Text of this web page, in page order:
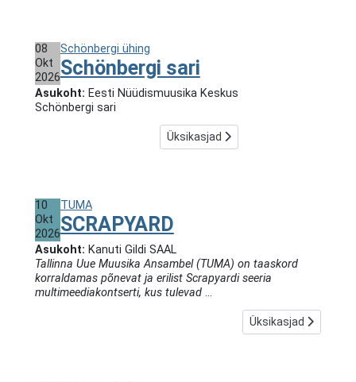
08
Okt
2026
Schönbergi ühing
Schönbergi sari
Asukoht: Eesti Nüüdismuusika Keskus
Schönbergi sari
Üksikasjad
10
Okt
2026
TUMA
SCRAPYARD
Asukoht: Kanuti Gildi SAAL
Tallinna Uue Muusika Ansambel (TUMA) on taaskord
korraldamas põnevat ja erilist Scrapyardi seeria
multimeediakontserti, kus tulevad...
Üksikasjad